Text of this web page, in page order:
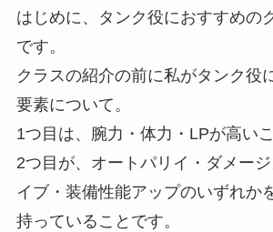
はじめに、タンク役におすすめの
です。
クラスの紹介の前に私がタンク役
要素について。
1つ目は、腕力・体力・LPが高いこ
2つ目が、オートパリイ・ダメー
イブ・装備性能アップのいずれか
持っていることです。